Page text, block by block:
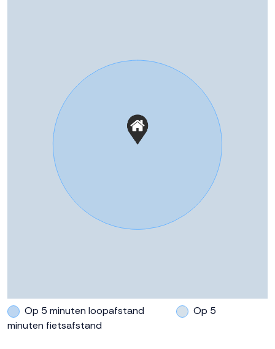
Op 5 minuten loopafstand
Op 5
minuten fietsafstand